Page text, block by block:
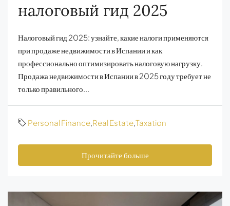
налоговый гид 2025
Налоговый гид 2025: узнайте, какие налоги применяются
при продаже недвижимости в Испании и как
профессионально оптимизировать налоговую нагрузку.
Продажа недвижимости в Испании в 2025 году требует не
только правильного...
Personal Finance Real Estate Taxation
Прочитайте больше